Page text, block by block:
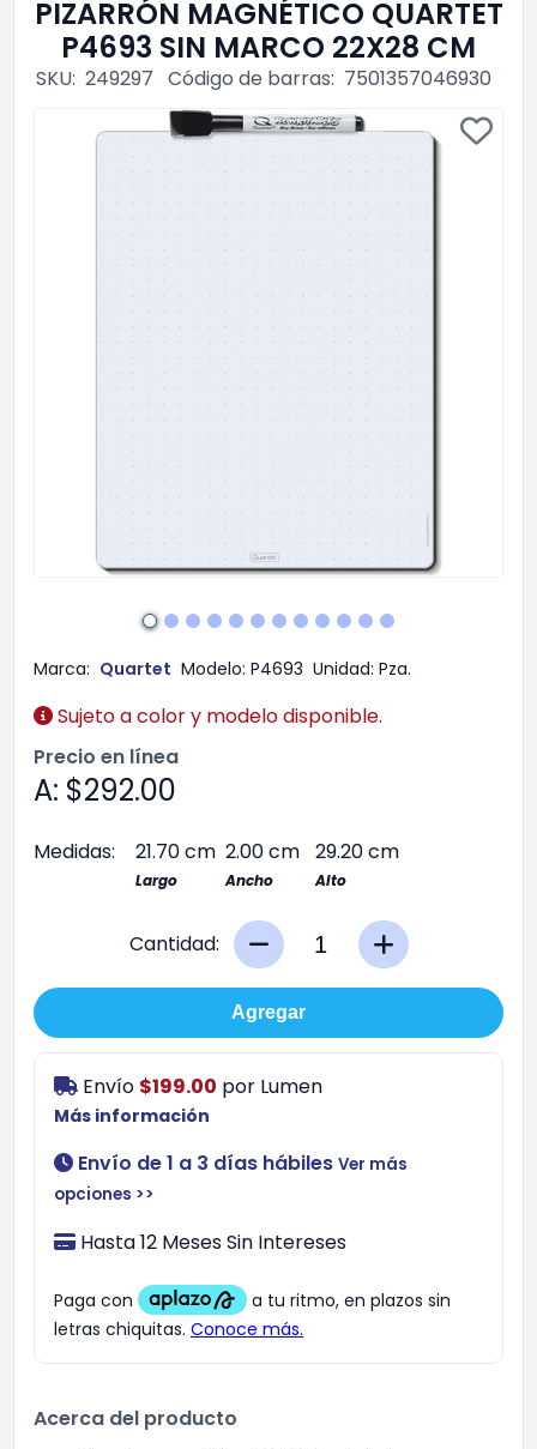
PIZARRÓN MAGNÉTICO QUARTET
P4693 SIN MARCO 22X28 CM
SKU: 249297 Código de barras: 7501357046930
Marca: Quartet Modelo: P4693 Unidad: Pza.
Sujeto a color y modelo disponible.
Precio en línea
A: $292.00
Medidas: 21.70 cm 2.00 cm 29.20 cm
Largo Ancho Alto
Cantidad:
Agregar
Envío $199.00 por Lumen
Más información
Envío de 1 a 3 días hábiles Ver más
opciones >>
Hasta 12 Meses Sin Intereses
Acerca del producto